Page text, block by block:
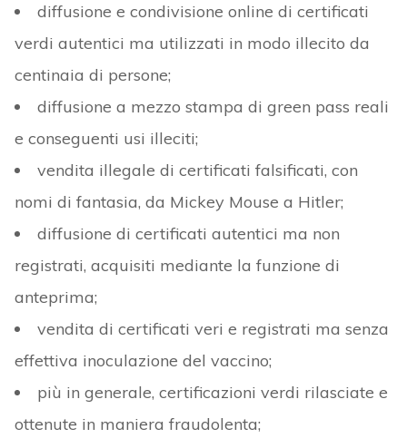
diffusione e condivisione online di certificati
verdi autentici ma utilizzati in modo illecito da
centinaia di persone;
diffusione a mezzo stampa di green pass reali
e conseguenti usi illeciti;
vendita illegale di certificati falsificati, con
nomi di fantasia, da Mickey Mouse a Hitler;
diffusione di certificati autentici ma non
registrati, acquisiti mediante la funzione di
anteprima;
vendita di certificati veri e registrati ma senza
effettiva inoculazione del vaccino;
più in generale, certificazioni verdi rilasciate e
ottenute in maniera fraudolenta;